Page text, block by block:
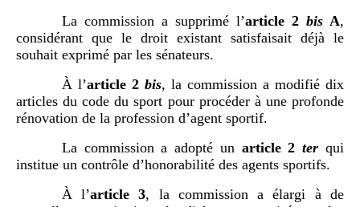
La commission a supprimé l’article 2 bisA,
considérant que le droit existant satisfaisait déjà le
souhait exprimé par les sénateurs.
À l’article 2 bis, la commission a modifié dix
articles du code du sport pour procéder à une profonde
rénovation de la profession d’agent sportif.
La commission a adopté un article 2 ter qui
institue un contrôle d’honorabilité des agents sportifs.
À l’article 3, la commission a élargi à de